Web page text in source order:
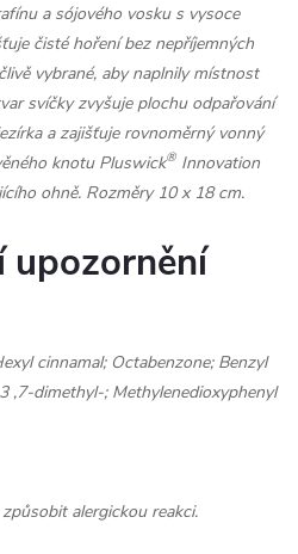
a sójového vosku s vysoce
čisté hoření bez nepříjemných
vybrané, aby naplnily místnost
svíčky zvyšuje plochu odpařování
a zajišťuje rovnoměrný vonný
knotu Pluswick® Innovation
ohně. Rozměry 10 x 18 cm.
upozornění
cinnamal; Octabenzone; Benzyl
,7-dimethyl-; Methylenedioxyphenyl
alergickou reakci.